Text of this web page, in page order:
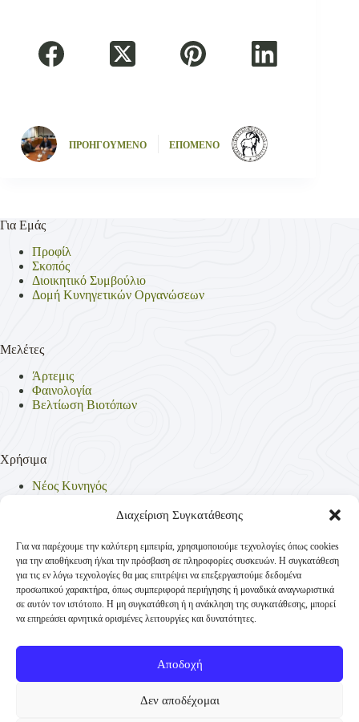
Διαχείριση Συγκατάθεσης
Για να παρέχουμε την καλύτερη εμπειρία, χρησιμοποιούμε τεχνολογίες όπως cookies
για την αποθήκευση ή/και την πρόσβαση σε πληροφορίες συσκευών. Η συγκατάθεση
για τις εν λόγω τεχνολογίες θα μας επιτρέψει να επεξεργαστούμε δεδομένα
προσωπικού χαρακτήρα, όπως συμπεριφορά περιήγησης ή μοναδικά αναγνωριστικά
σε αυτόν τον ιστότοπο. Η μη συγκατάθεση ή η ανάκληση της συγκατάθεσης, μπορεί
να επηρεάσει αρνητικά ορισμένες λειτουργίες και δυνατότητες.
Αποδοχή
Δεν αποδέχομαι
ΠΡΟΗΓΟΥΜΕΝΟ ΕΠΟΜΕΝΟ
Για Εμάς
Προφίλ
Σκοπός
Διοικητικό Συμβούλιο
Δομή Κυνηγετικών Οργανώσεων
Μελέτες
Άρτεμις
Φαινολογία
Βελτίωση Βιοτόπων
Χρήσιμα
Νέος Κυνηγός
Νομοθεσία
Πολιτική Απορρήτου
Πολιτική Cookies (ΕΕ)
Επικοινωνία
Κυνηγετική Συνομοσπονδία Ελλάδος
TK 10431 Αθήνα
+30 210-3231271